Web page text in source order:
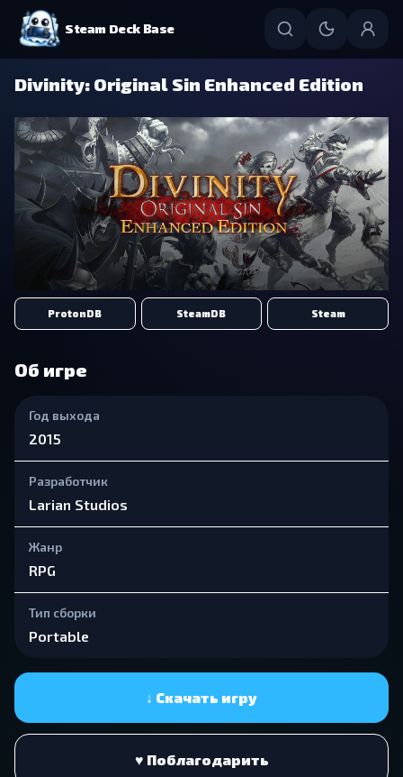
Steam Deck Base
Divinity: Original Sin Enhanced Edition
ProtonDB SteamDB Steam
Об игре
Год выхода
2015
Разработчик
Larian Studios
Жанр
RPG
Тип сборки
Portable
↓ Скачать игру
♥ Поблагодарить